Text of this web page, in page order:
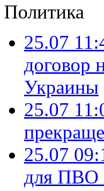
Политика
25.07
договор
Украины
25.07
25.07
для ПВО